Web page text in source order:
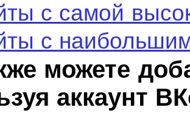
с самой
с
можете
аккаунт